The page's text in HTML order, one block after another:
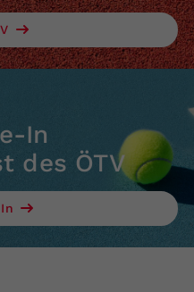
In
des ÖTV